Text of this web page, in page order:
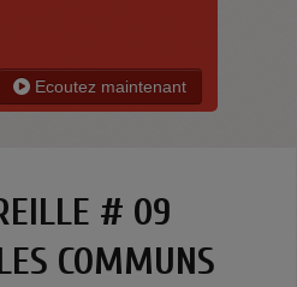
Ecoutez maintenant
# 09
COMMUNS